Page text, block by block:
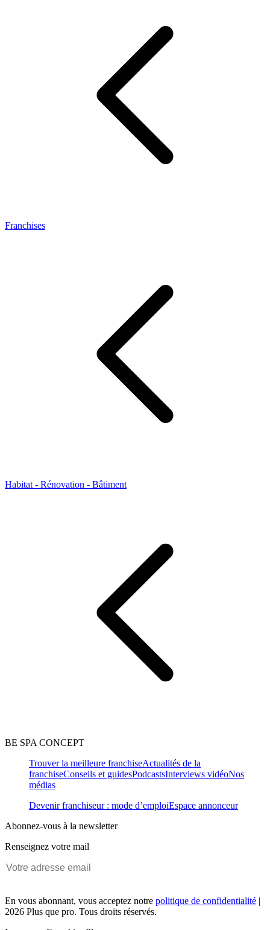
Franchises
Habitat - Rénovation - Bâtiment
BE SPA CONCEPT
Trouver la meilleure franchiseActualités de la
franchiseConseils et guidesPodcastsInterviews vidéoNos
médias
Devenir franchiseur : mode d’emploiEspace annonceur
Abonnez-vous à la newsletter
Renseignez votre mail
En vous abonnant, vous acceptez notre politique de confidentialité |
2026 Plus que pro. Tous droits réservés.